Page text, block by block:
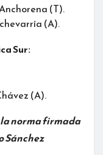
(T).
(A).
Sur:
(A).
norma firmada
Sánchez